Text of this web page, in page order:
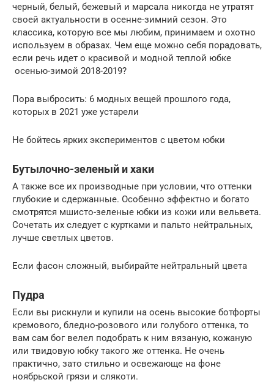
черный, белый, бежевый и марсала никогда не утратят
своей актуальности в осенне-зимний сезон. Это
классика, которую все мы любим, принимаем и охотно
используем в образах. Чем еще можно себя порадовать,
если речь идет о красивой и модной теплой юбке
осенью-зимой 2018-2019?
Пора выбросить: 6 модных вещей прошлого года,
которых в 2021 уже устарели
Не бойтесь ярких экспериментов с цветом юбки
Бутылочно-зеленый и хаки
А также все их производные при условии, что оттенки
глубокие и сдержанные. Особенно эффектно и богато
смотрятся мшисто-зеленые юбки из кожи или вельвета.
Сочетать их следует с куртками и пальто нейтральных,
лучше светлых цветов.
Если фасон сложный, выбирайте нейтральный цвета
Пудра
Если вы рискнули и купили на осень высокие ботфорты
кремового, бледно-розового или голубого оттенка, то
вам сам бог велел подобрать к ним вязаную, кожаную
или твидовую юбку такого же оттенка. Не очень
практично, зато стильно и освежающе на фоне
ноябрьской грязи и слякоти.